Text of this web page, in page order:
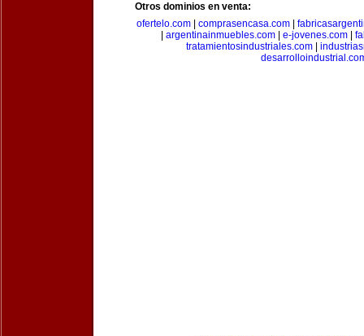
Otros dominios en venta:
ofertelo.com| comprasencasa.com|
argentinainmuebles.com| e-jovenes.com|
tratamientosindustriales.com